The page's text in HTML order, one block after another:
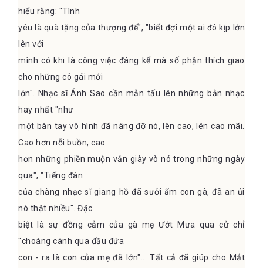
hiểu rằng: "Tình
yêu là quà tặng của thượng đế", "biết đợi một ai đó kịp lớn
lên với
mình có khi là công việc đáng kể mà số phận thích giao
cho những cô gái mới
lớn". Nhạc sĩ Ánh Sao cần mẫn tấu lên những bản nhạc
hay nhất "như
một bàn tay vô hình đã nâng đỡ nó, lên cao, lên cao mãi.
Cao hơn nỗi buồn, cao
hơn những phiền muộn vẫn giày vò nó trong những ngày
qua", "Tiếng đàn
của chàng nhạc sĩ giang hồ đã sưởi ấm con gà, đã an ủi
nó thật nhiều". Đặc
biệt là sự đồng cảm của gà mẹ Ướt Mưa qua cử chỉ
"choàng cánh qua đầu đứa
con - ra là con của mẹ đã lớn"... Tất cả đã giúp cho Mắt